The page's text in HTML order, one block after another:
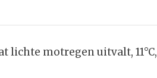
lichte motregen uitvalt, 11°C,